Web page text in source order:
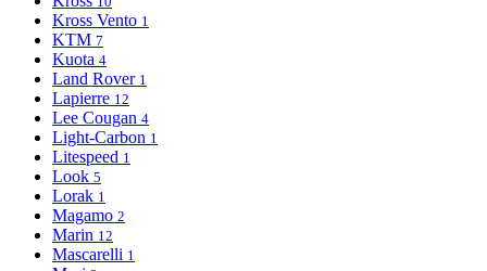
Kross Vento 1
KTM 7
Kuota 4
Land Rover 1
Lapierre 12
Lee Cougan 4
Light-Сarbon 1
Litespeed 1
Look 5
Lorak 1
Magamo 2
Marin 12
Mascarelli 1